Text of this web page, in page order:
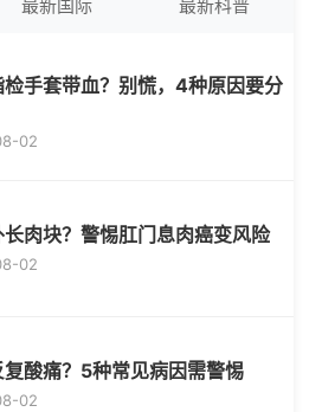
最新国际 最新科普
检手套带血？别慌，4种原因要分
02
长肉块？警惕肛门息肉癌变风险
02
复酸痛？5种常见病因需警惕
02